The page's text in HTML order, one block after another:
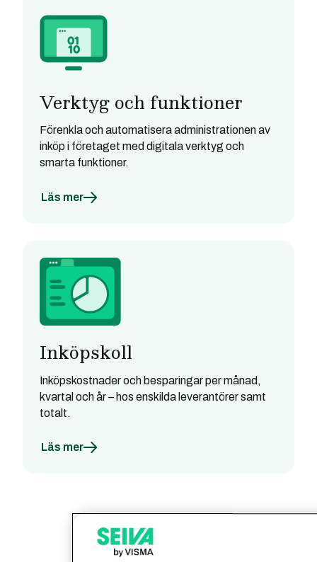
Verktyg och funktioner
Förenkla och automatisera administrationen av
inköp i företaget med digitala verktyg och
smarta funktioner.
Läs mer
Inköpskoll
Inköpskostnader och besparingar per månad,
kvartal och år – hos enskilda leverantörer samt
totalt.
Läs mer